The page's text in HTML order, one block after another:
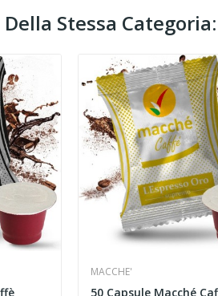
Stessa Categoria:
MACCHE'
50 Capsule Macché